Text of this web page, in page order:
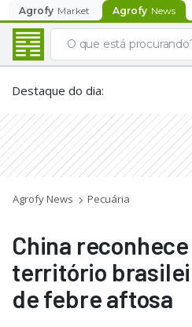
Agrofy Market Agrofy News
Destaque do dia:
Agrofy News Pecuária
China
território
de febre aftosa